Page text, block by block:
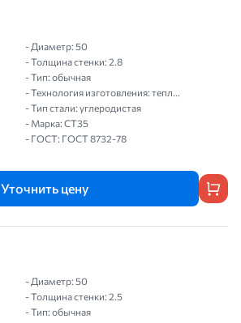
- Диаметр: 50
- Толщина стенки: 2.8
- Тип: обычная
- Технология изготовления: тепл...
- Тип стали: углеродистая
- Марка: СТ35
- ГОСТ: ГОСТ 8732-78
Уточнить цену
- Диаметр: 50
- Толщина стенки: 2.5
- Тип: обычная